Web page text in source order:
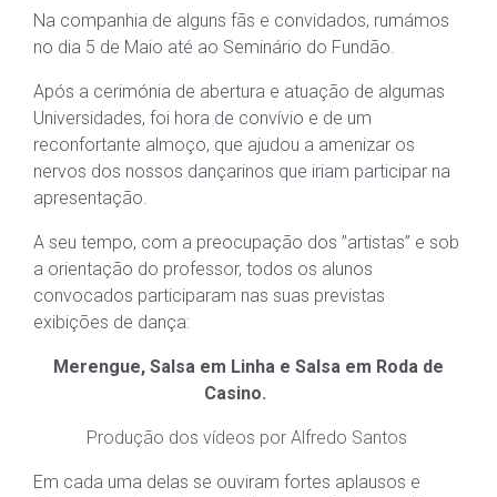
Na companhia de alguns fãs e convidados, rumámos
no dia 5 de Maio até ao Seminário do Fundão.
Após a cerimónia de abertura e atuação de algumas
Universidades, foi hora de convívio e de um
reconfortante almoço, que ajudou a amenizar os
nervos dos nossos dançarinos que iriam participar na
apresentação.
A seu tempo, com a preocupação dos ”artistas” e sob
a orientação do professor, todos os alunos
convocados participaram nas suas previstas
exibições de dança:
Merengue, Salsa em Linha e Salsa em Roda de
Casino.
Produção dos vídeos por Alfredo Santos
Em cada uma delas se ouviram fortes aplausos e